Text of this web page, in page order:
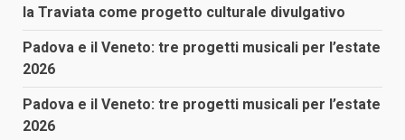
la Traviata come progetto culturale divulgativo
Padova e il Veneto: tre progetti musicali per l’estate
2026
Padova e il Veneto: tre progetti musicali per l’estate
2026